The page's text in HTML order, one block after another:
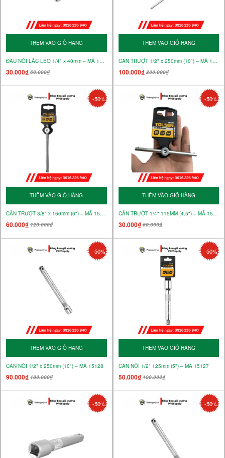
THÊM VÀO GIỎ HÀNG
ĐẦU NỐI LẮC LÉO 1/4" x 40mm – MÃ 15132
30.000₫ 60.000₫
THÊM VÀO GIỎ HÀNG
CẦN TRƯỢT 1/2" x 250mm (10") – MÃ 15131
100.000₫200.000₫
-50%
THÊM VÀO GIỎ HÀNG
CẦN TRƯỢT 3/8" x 160mm (6") – MÃ 15130
60.000₫ 120.000₫
-50%
THÊM VÀO GIỎ HÀNG
CẦN TRƯỢT 1/4" 115MM (4.5") – MÃ 15129
30.000₫60.000₫
-50%
THÊM VÀO GIỎ HÀNG
CẦN NỐI 1/2" x 250mm (10") – MÃ 15128
90.000₫ 180.000₫
-50%
THÊM VÀO GIỎ HÀNG
CẦN NỐI 1/2" 125mm (5") – MÃ 15127
50.000₫100.000₫
-50% -50%